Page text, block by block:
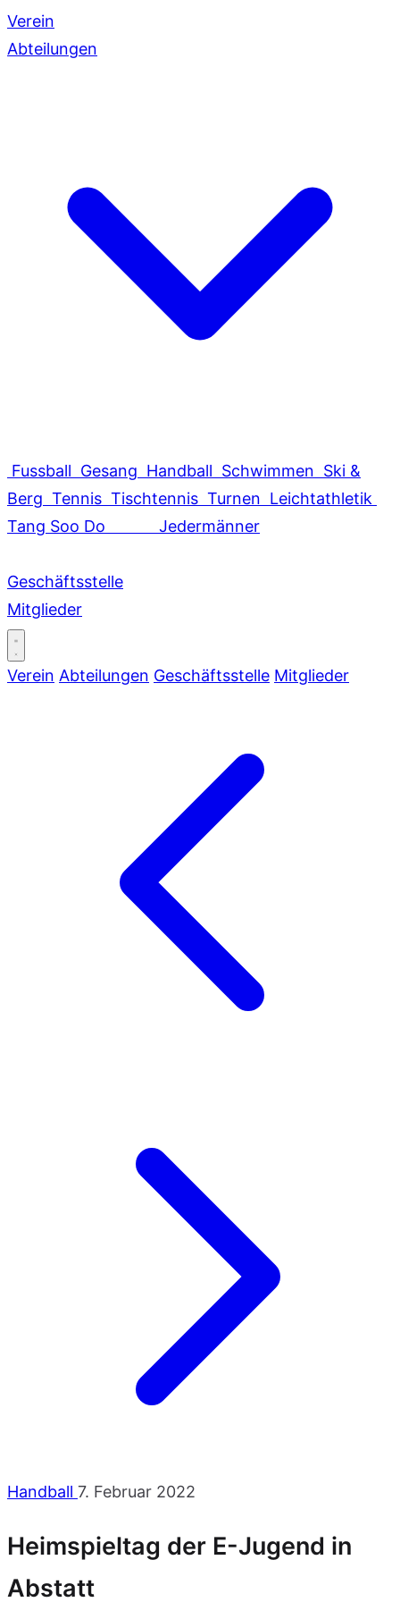
Verein
Abteilungen
Fussball Gesang Handball Schwimmen Ski &
Berg Tennis Tischtennis Turnen Leichtathletik
Tang Soo Do
Jedermänner
Geschäftsstelle
Mitglieder
Verein Abteilungen Geschäftsstelle Mitglieder
Handball 7. Februar 2022
Heimspieltag der E-Jugend in
Abstatt